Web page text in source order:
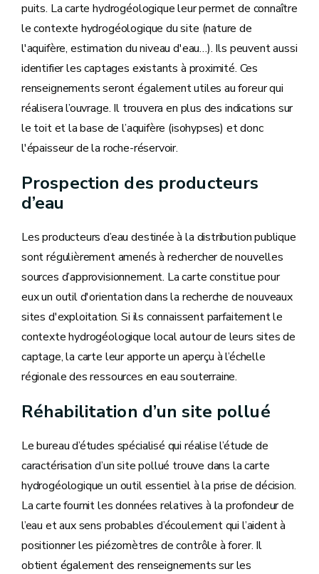
puits. La carte hydrogéologique leur permet de connaître
le contexte hydrogéologique du site (nature de
l'aquifère, estimation du niveau d'eau…). Ils peuvent aussi
identifier les captages existants à proximité. Ces
renseignements seront également utiles au foreur qui
réalisera l’ouvrage. Il trouvera en plus des indications sur
le toit et la base de l’aquifère (isohypses) et donc
l'épaisseur de la roche-réservoir.
Prospection des producteurs
d’eau
Les producteurs d’eau destinée à la distribution publique
sont régulièrement amenés à rechercher de nouvelles
sources d’approvisionnement. La carte constitue pour
eux un outil d'orientation dans la recherche de nouveaux
sites d'exploitation. Si ils connaissent parfaitement le
contexte hydrogéologique local autour de leurs sites de
captage, la carte leur apporte un aperçu à l’échelle
régionale des ressources en eau souterraine.
Réhabilitation d’un site pollué
Le bureau d’études spécialisé qui réalise l’étude de
caractérisation d’un site pollué trouve dans la carte
hydrogéologique un outil essentiel à la prise de décision.
La carte fournit les données relatives à la profondeur de
l’eau et aux sens probables d’écoulement qui l’aident à
positionner les piézomètres de contrôle à forer. Il
obtient également des renseignements sur les